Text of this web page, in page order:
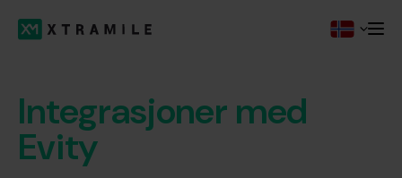
Integrasjoner med
Evity